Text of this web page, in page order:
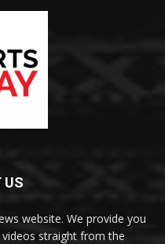
US
website. We provide you
straight from the